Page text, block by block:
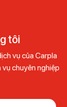
tôi
vụ của Carpla
chuyên nghiệp